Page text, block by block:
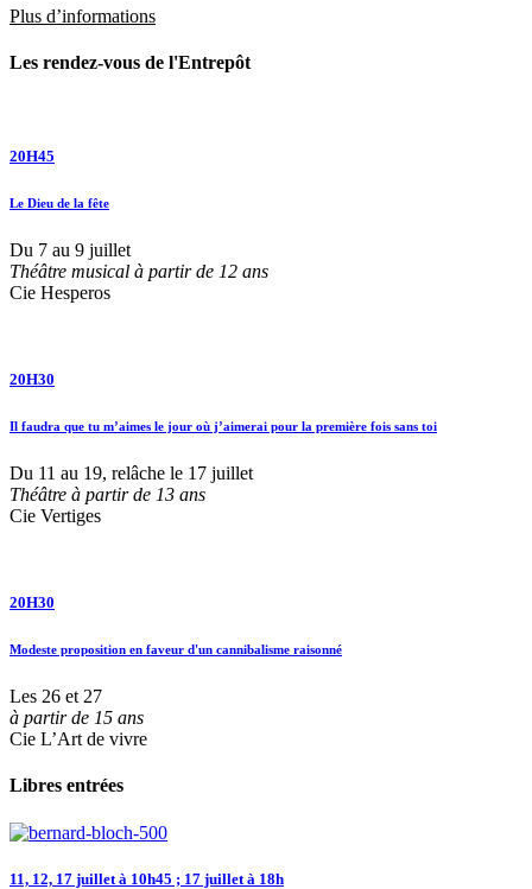
Plus d’informations
Les rendez-vous de l'Entrepôt
20H45
Le Dieu de la fête
Du 7 au 9 juillet
Théâtre musical à partir de 12 ans
Cie Hesperos
20H30
Il faudra que tu m’aimes le jour où j’aimerai pour la première fois sans toi
Du 11 au 19, relâche le 17 juillet
Théâtre à partir de 13 ans
Cie Vertiges
20H30
Modeste proposition en faveur d'un cannibalisme raisonné
Les 26 et 27
à partir de 15 ans
Cie L’Art de vivre
Libres entrées
11, 12, 17 juillet à 10h45 ; 17 juillet à 18h